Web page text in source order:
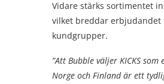
Vidare stärks sortimentet
vilket breddar erbjudandet
kundgrupper.
”Att Bubble väljer KICKS
Norge och Finland är ett